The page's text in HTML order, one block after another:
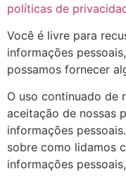
políticas de
Você é livre para
informações
possamos fornecer
O uso continuado de
aceitação de nossas
informações
sobre como lidamos
informações